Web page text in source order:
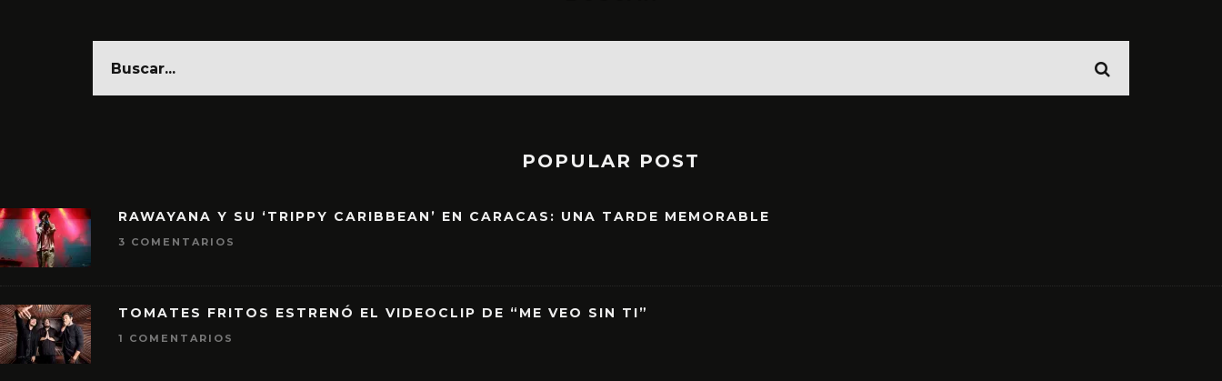
POPULAR POST
RAWAYANA Y SU ‘TRIPPY CARIBBEAN’ EN CARACAS: UNA TARDE MEMORABLE
3 COMENTARIOS
TOMATES FRITOS ESTRENÓ EL VIDEOCLIP DE “ME VEO SIN TI”
1 COMENTARIOS